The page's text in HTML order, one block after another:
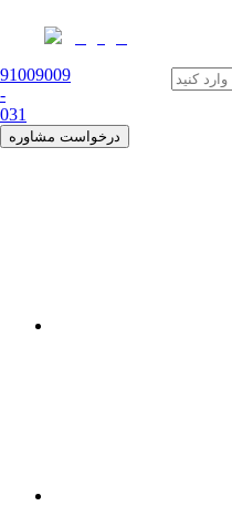
91009009
-
031
درخواست مشاوره